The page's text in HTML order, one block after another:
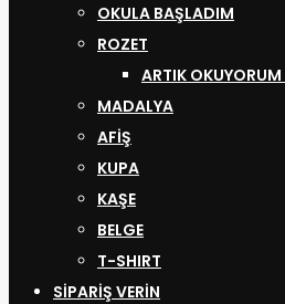
OKULA BAŞLADIM
ROZET
ARTIK OKUYORUM
MADALYA
AFİŞ
KUPA
KAŞE
BELGE
T-SHIRT
SIPARIŞ VERIN